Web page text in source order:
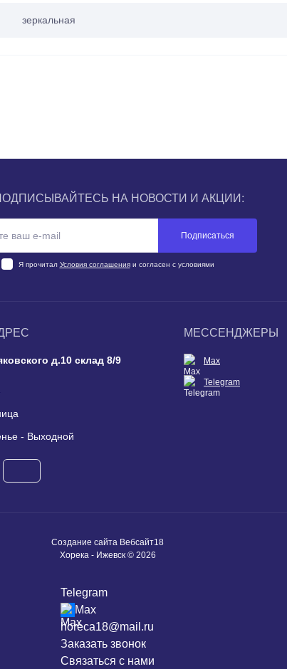
зеркальная
НА НОВОСТИ И АКЦИИ:
Подписаться
Я прочитал Условия соглашенияи согласен с условиями
д.10 склад 8/9
- Выходной
МЕССЕНДЖЕРЫ
Max
Telegram
Создание сайта Вебсайт18
Хорека - Ижевск © 2026
Telegram
Max
horeca18@mail.ru
Заказать звонок
Связаться с нами